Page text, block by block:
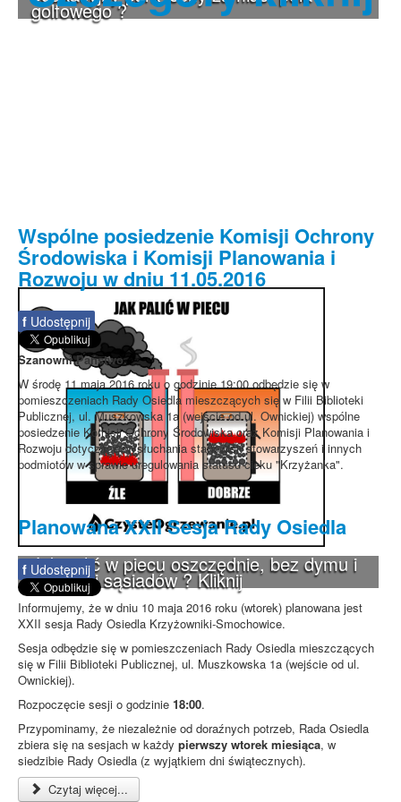
golfowego ?
Jak palić w piecu oszczędnie, bez dymu i
pretensji sąsiadów ? Kliknij
Wspólne posiedzenie Komisji Ochrony
Środowiska i Komisji Planowania i
Rozwoju w dniu 11.05.2016
f Udostępnij
Szanowni Państwo.
W środę 11 maja 2016 roku o godzinie 19:00 odbędzie się w
pomieszczeniach Rady Osiedla mieszczących się w Filii Biblioteki
Publicznej, ul. Muszkowska 1a (wejście od ul. Ownickiej) wspólne
posiedzenie Komisji Ochrony Środowiska oraz Komisji Planowania i
Rozwoju dotyczące wysłuchania stanowisk stowarzyszeń i innych
podmiotów w sprawie uregulowania statusu cieku "Krzyżanka".
Planowana XXII Sesja Rady Osiedla
f Udostępnij
Informujemy, że w dniu 10 maja 2016 roku (wtorek) planowana jest
XXII sesja Rady Osiedla Krzyżowniki-Smochowice.
Sesja odbędzie się w pomieszczeniach Rady Osiedla mieszczących
się w Filii Biblioteki Publicznej, ul. Muszkowska 1a (wejście od ul.
Ownickiej).
Rozpoczęcie sesji o godzinie 18:00.
Przypominamy, że niezależnie od doraźnych potrzeb, Rada Osiedla
zbiera się na sesjach w każdy pierwszy wtorek miesiąca, w
siedzibie Rady Osiedla (z wyjątkiem dni świątecznych).
Czytaj więcej...